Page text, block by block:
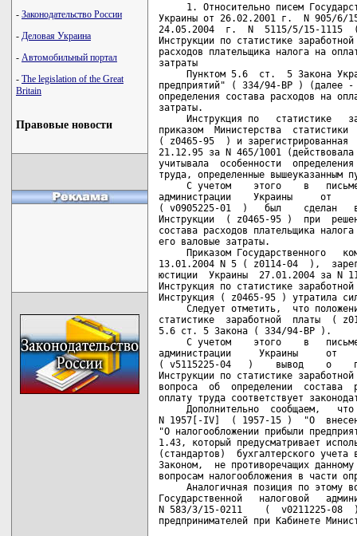
- Законодательство России
- Деловая Украина
- Автомобильный портал
- The legislation of the Great
Britain
Правовые новости
1. Относительно писем
Украины от 26.02.2001 г.  N 905/
24.05.2004  г.  N  5115/5/15-1115
Инструкции по статистике
расходов плательщика налога на
затраты
Пунктом 5.6  ст.  5 Закона
предприятий" ( 334/94-ВР ) (далее -
определения состава расходов на
затраты.
Инструкция по   статистике
приказом  Министерства
( z0465-95  ) и зарегистрированная
21.12.95 за N 465/1001
учитывала  особенности
труда, определенные
С учетом    этого    в
администрации    Украины     от
( v0905225-01  )   был    сделан
Инструкции  ( z0465-95 )  при
состава расходов плательщика
его валовые затраты.
Приказом Государственного
13.01.2004 N 5 ( z0114-04  ),
юстиции  Украины  27.01.2004 за N
Инструкция по статистике
Инструкция ( z0465-95 ) утратила
Следует отметить,  что
статистике  заработной  платы  (
5.6 ст. 5 Закона ( 334/94-ВР ).
С учетом    этого    в
администрации     Украины     от
( v5115225-04   )    вывод    о
Инструкции по статистике
вопроса  об  определении  состава
оплату труда соответствует
Дополнительно  сообщаем,
N 1957[-IV]  ( 1957-15 )  "О
"О налогообложении прибыли
1.43, который предусматривает
(стандартов)  бухгалтерского
Законом,  не противоречащих
вопросам налогообложения в части
Аналогичная позиция по этому
Государственной   налоговой
N 583/3/15-0211    (  v0211225-08
предпринимателей при Кабинете